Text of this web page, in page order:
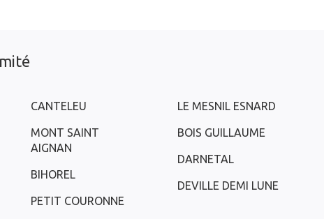
CANTELEU
MONT SAINT
AIGNAN
BIHOREL
PETIT COURONNE
LE MESNIL ESNARD
BOIS GUILLAUME
DARNETAL
DEVILLE DEMI LUNE